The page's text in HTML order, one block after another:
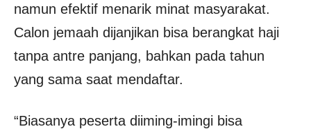
namun efektif menarik minat masyarakat.
Calon jemaah dijanjikan bisa berangkat haji
tanpa antre panjang, bahkan pada tahun
yang sama saat mendaftar.
“Biasanya peserta diiming-imingi bisa